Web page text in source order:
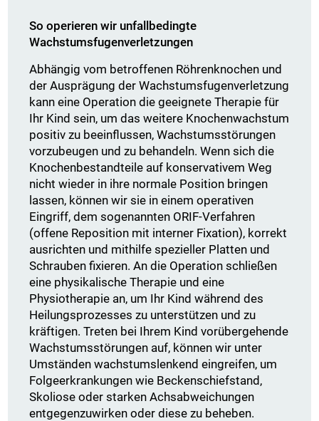
So operieren wir unfallbedingte
Wachstumsfugenverletzungen
Abhängig vom betroffenen Röhrenknochen und
der Ausprägung der Wachstumsfugenverletzung
kann eine Operation die geeignete Therapie für
Ihr Kind sein, um das weitere Knochenwachstum
positiv zu beeinflussen, Wachstumsstörungen
vorzubeugen und zu behandeln. Wenn sich die
Knochenbestandteile auf konservativem Weg
nicht wieder in ihre normale Position bringen
lassen, können wir sie in einem operativen
Eingriff, dem sogenannten ORIF-Verfahren
(offene Reposition mit interner Fixation), korrekt
ausrichten und mithilfe spezieller Platten und
Schrauben fixieren. An die Operation schließen
eine physikalische Therapie und eine
Physiotherapie an, um Ihr Kind während des
Heilungsprozesses zu unterstützen und zu
kräftigen. Treten bei Ihrem Kind vorübergehende
Wachstumsstörungen auf, können wir unter
Umständen wachstumslenkend eingreifen, um
Folgeerkrankungen wie Beckenschiefstand,
Skoliose oder starken Achsabweichungen
entgegenzuwirken oder diese zu beheben.